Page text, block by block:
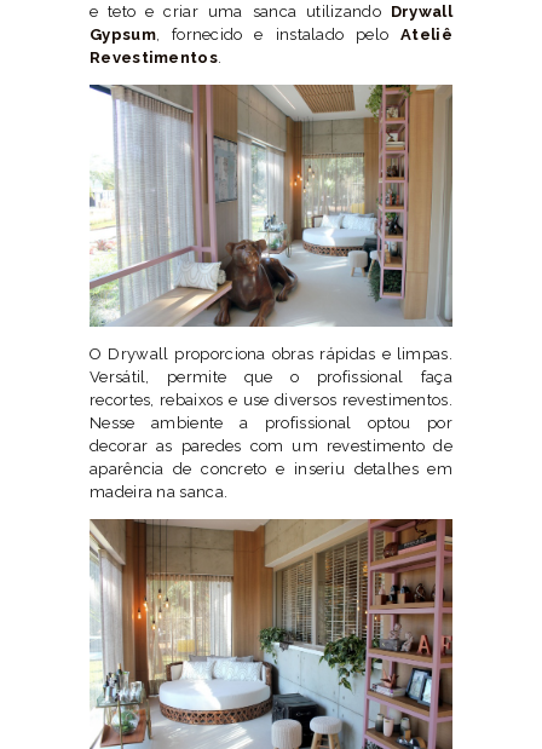
e teto e criar uma sanca utilizando Drywall
Gypsum, fornecido e instalado peloAteliê
Revestimentos.
O Drywall proporciona obras rápidas e limpas.
Versátil, permite que o profissional faça
recortes, rebaixos e use diversos revestimentos.
Nesse ambiente a profissional optou por
decorar as paredes com um revestimento de
aparência de concreto e inseriu detalhes em
madeira na sanca.